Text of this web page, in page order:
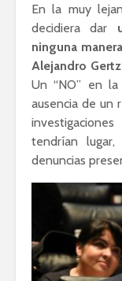
En la muy
decidiera dar
ninguna
Alejandro
Un “NO” en
ausencia de un
tendrían
denuncias